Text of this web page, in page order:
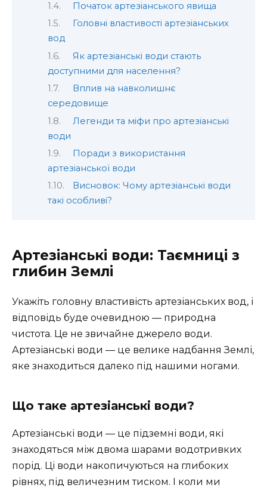
Початок артезіанського явища
Головні властивості артезіанських
вод
Як артезіанські води стають
доступними для населення?
Вплив на навколишнє
середовище
Легенди та міфи про артезіанські
води
Поради з використання
артезіанської води
Висновок: Чому артезіанські води
такі особливі?
Артезіанські води: Таємниці з
глибин Землі
Укажіть головну властивість артезіанських вод, і
відповідь буде очевидною — природна
чистота. Це не звичайне джерело води.
Артезіанські води — це велике надбання Землі,
яке знаходиться далеко під нашими ногами.
Що таке артезіанські води?
Артезіанські води — це підземні води, які
знаходяться між двома шарами водотривких
порід. Ці води накопичуються на глибоких
рівнях, під величезним тиском. І коли ми